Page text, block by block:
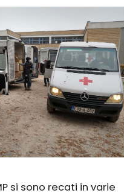
si sono recati in varie